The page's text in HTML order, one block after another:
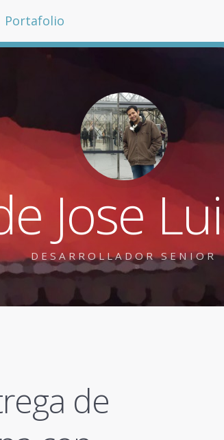
Jose
DESARROLLADOR SENIOR
Portafolio
de